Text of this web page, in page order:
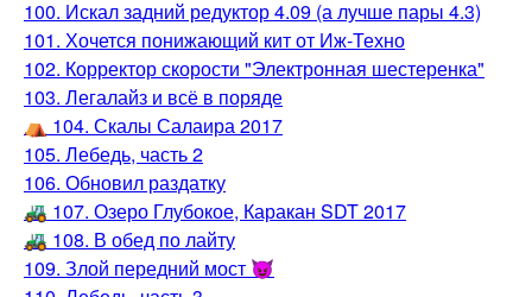
100. Искал задний редуктор 4.09 (а лучше пары 4.3)
101. Хочется понижающий кит от Иж-Техно
102. Корректор скорости "Электронная шестеренка"
103. Легалайз и всё в поряде
⛺️ 104. Скалы Салаира 2017
105. Лебедь, часть 2
106. Обновил раздатку
🚜 107. Озеро Глубокое, Каракан SDT 2017
🚜 108. В обед по лайту
109. Злой передний мост 😈